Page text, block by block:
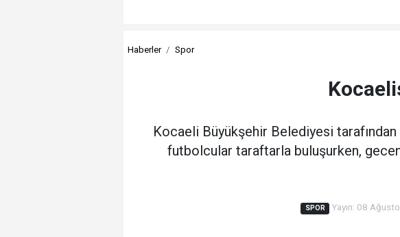
Haberler Spor
Kocaeli Büyükşehir Belediyesi
futbolcular taraftarla buluşurken,
SPOR Yayın: 08